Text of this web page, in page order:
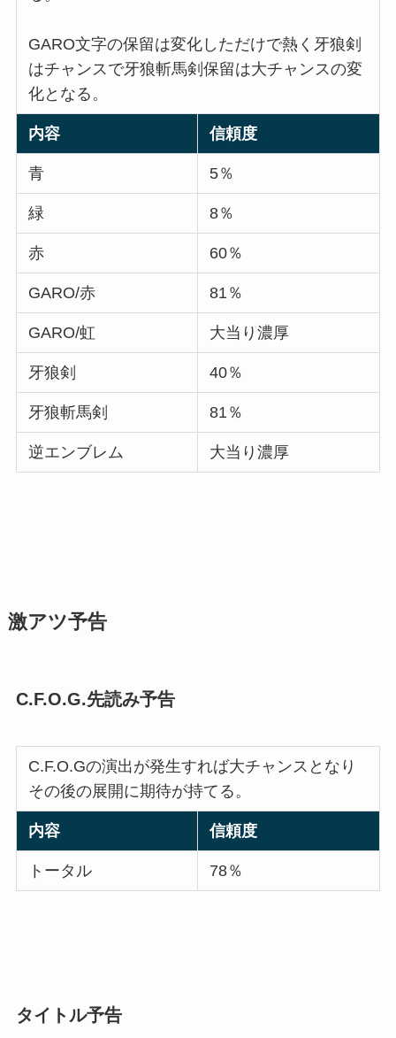
GARO文字の保留は変化しただけで熱く牙狼剣
はチャンスで牙狼斬馬剣保留は大チャンスの変
化となる。
内容 信頼度
青 5％
緑 8％
赤 60％
GARO/赤 81％
GARO/虹 大当り濃厚
牙狼剣 40％
牙狼斬馬剣 81％
逆エンブレム 大当り濃厚
激アツ予告
C.F.O.G.先読み予告
C.F.O.Gの演出が発生すれば大チャンスとなり
その後の展開に期待が持てる。
内容 信頼度
トータル 78％
タイトル予告